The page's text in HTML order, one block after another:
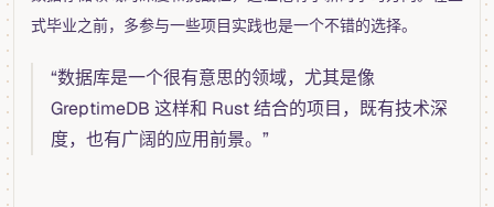
式毕业之前，多参与一些项目实践也是一个不错的选择。
“数据库是一个很有意思的领域，尤其是像
GreptimeDB 这样和 Rust 结合的项目，既有技术深
度，也有广阔的应用前景。”